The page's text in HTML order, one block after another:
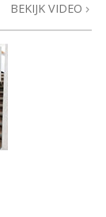
BEKIJK VIDEO